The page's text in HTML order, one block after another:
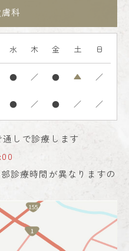
科
水 木 金 土 日
● ／ ● ▲ ／
● ／ ● ／ ／
しで診療します
診療時間が異なりますの